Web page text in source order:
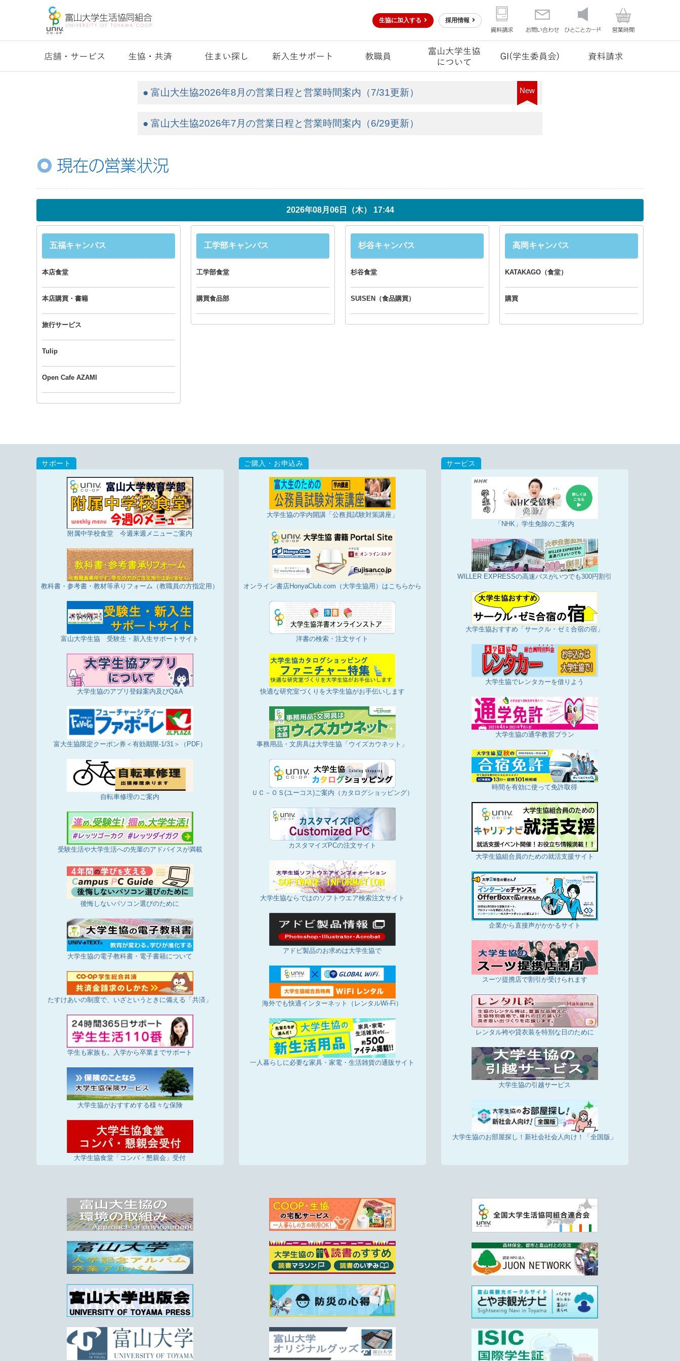
生協に加入する 採用情報
New
● 富山大生協2026年8月の営業日程と営業時間案内（7/31更新）
● 富山大生協2026年7月の営業日程と営業時間案内（6/29更新）
2026年08月06日（木） 17:44
五福キャンパス
本店食堂
本店購買・書籍
旅行サービス
Tulip
Open Cafe AZAMI
工学部キャンパス
工学部食堂
購買食品部
杉谷キャンパス
杉谷食堂
SUISEN（食品購買）
高岡キャンパス
KATAKAGO（食堂）
購買
附属中学校食堂 今週来週メニューご案内
教科書・参考書・教材等承りフォーム（教職員の方指定用）
富山大学生協 受験生・新入生サポートサイト
大学生協のアプリ登録案内及びQ&A
富大生協限定クーポン券＜有効期限-1/31＞（PDF）
自転車修理のご案内
受験生活や大学生活への先輩のアドバイスが満載
後悔しないパソコン選びのために
大学生協の電子教科書・電子書籍について
たすけあいの制度で、いざというときに備える「共済」
学生も家族も。入学から卒業までサポート
大学生協がおすすめする様々な保険
大学生協食堂「コンパ・懇親会」受付
大学生協の学内開講「公務員試験対策講座」
オンライン書店HonyaClub.com（大学生協用）はこちらから
洋書の検索・注文サイト
快適な研究室づくりを大学生協がお手伝いします
事務用品・文房具は大学生協「ウイズカウネット」
ＵＣ－ＯＳ(ユーコス)ご案内（カタログショッピング）
カスタマイズPCの注文サイト
大学生協ならではのソフトウエア検索注文サイト
アドビ製品のお求めは大学生協で
海外でも快適インターネット（レンタルWi-Fi）
一人暮らしに必要な家具・家電・生活雑貨の通販サイト
「NHK」学生免除のご案内
WILLER EXPRESSの高速バスがいつでも300円割引
大学生協おすすめ「サークル・ゼミ合宿の宿」
大学生協でレンタカーを借りよう
大学生協の通学教習プラン
時間を有効に使って免許取得
大学生協組合員のための就活支援サイト
企業から直接声がかかるサイト
スーツ提携店で割引が受けられます
レンタル袴や貸衣装を特別な日のために
大学生協の引越サービス
大学生協のお部屋探し！新社会社会人向け！「全国版」